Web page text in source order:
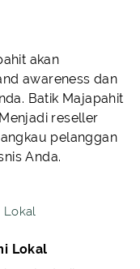
akan
awareness dan
Batik Majapahit
reseller
pelanggan
Anda.
Lokal